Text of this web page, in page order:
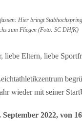
Hier bringt
zum Fliegen (Foto: SC DHfK)
liebe Eltern, liebe
wieder mit seiner
September 2022, von